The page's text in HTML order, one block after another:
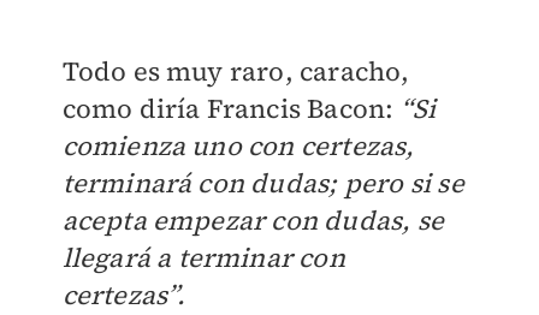
Todo es muy raro, caracho,
como diría Francis Bacon: “Si
comienza uno con certezas,
terminará con dudas; pero si se
acepta empezar con dudas, se
llegará a terminar con
certezas”.